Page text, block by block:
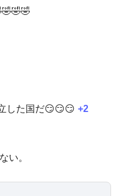
した国だ😏😏😏 +2
い。